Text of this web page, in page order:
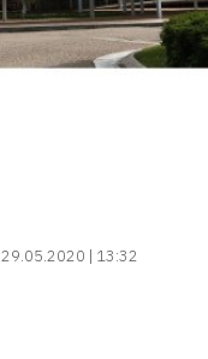
29.05.2020 | 13:32